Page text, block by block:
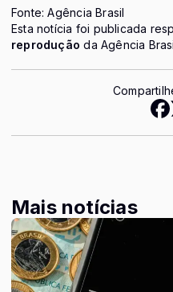
Fonte: Agência Brasil
Esta notícia foi publicada
reprodução da Agência
Mais notícias